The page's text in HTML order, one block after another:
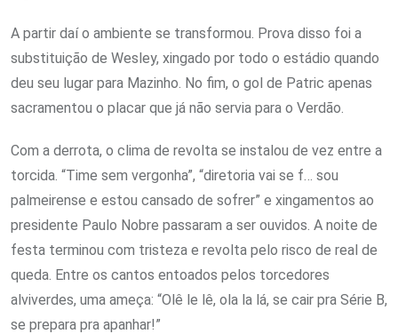
A partir daí o ambiente se transformou. Prova disso foi a
substituição de Wesley, xingado por todo o estádio quando
deu seu lugar para Mazinho. No fim, o gol de Patric apenas
sacramentou o placar que já não servia para o Verdão.
Com a derrota, o clima de revolta se instalou de vez entre a
torcida. “Time sem vergonha”, “diretoria vai se f… sou
palmeirense e estou cansado de sofrer” e xingamentos ao
presidente Paulo Nobre passaram a ser ouvidos. A noite de
festa terminou com tristeza e revolta pelo risco de real de
queda. Entre os cantos entoados pelos torcedores
alviverdes, uma ameça: “Olê le lê, ola la lá, se cair pra Série B,
se prepara pra apanhar!”